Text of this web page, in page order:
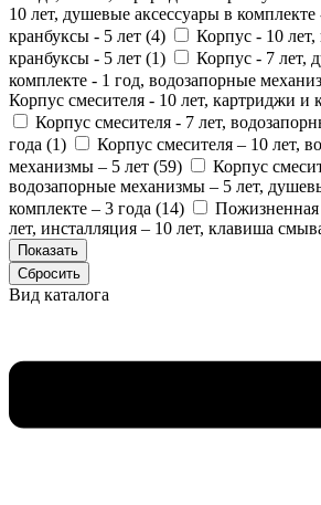
10 лет, душевые аксессуары в
кранбуксы - 5 лет (4)
Корпус - 10
кранбуксы - 5 лет (1)
Корпус - 7 лет,
комплекте - 1 год, водозапорные
Корпус смесителя - 10 лет, картриджи и
Корпус смесителя - 7 лет,
года (1)
Корпус смесителя – 10 лет,
механизмы – 5 лет (59)
Корпус
водозапорные механизмы – 5 лет,
комплекте – 3 года (14)
лет, инсталляция – 10 лет, клавиша
Вид каталога